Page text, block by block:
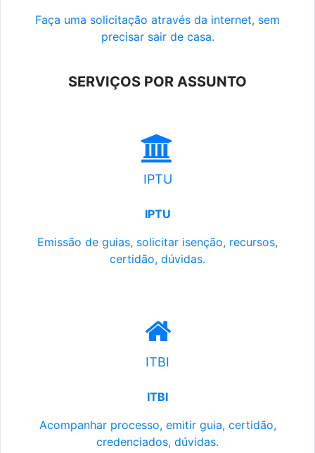
Faça uma solicitação através da internet, sem
precisar sair de casa.
SERVIÇOS POR ASSUNTO
IPTU
IPTU
Emissão de guias, solicitar isenção, recursos,
certidão, dúvidas.
ITBI
ITBI
Acompanhar processo, emitir guia, certidão,
credenciados, dúvidas.